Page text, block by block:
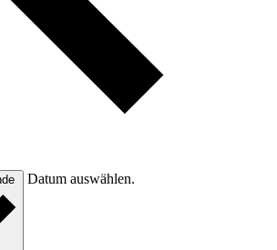
Datum auswählen.